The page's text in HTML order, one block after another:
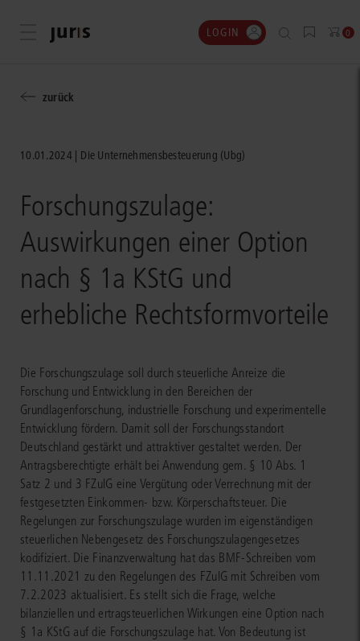
Menü öffnen LOGIN 0
zurück
10.01.2024 Die Unternehmensbesteuerung (Ubg)
Forschungszulage:
Auswirkungen einer Option
nach § 1a KStG und
erhebliche Rechtsformvorteile
Die Forschungszulage soll durch steuerliche Anreize die
Forschung und Entwicklung in den Bereichen der
Grundlagenforschung, industrielle Forschung und experimentelle
Entwicklung fördern. Damit soll der Forschungsstandort
Deutschland gestärkt und attraktiver gestaltet werden. Der
Antragsberechtigte erhält bei Anwendung gem. § 10 Abs. 1
Satz 2 und 3 FZulG eine Vergütung oder Verrechnung mit der
festgesetzten Einkommen- bzw. Körperschaftsteuer. Die
Regelungen zur Forschungszulage wurden im eigenständigen
steuerlichen Nebengesetz des Forschungszulagengesetzes
kodifiziert. Die Finanzverwaltung hat das BMF-Schreiben vom
11.11.2021 zu den Regelungen des FZulG mit Schreiben vom
7.2.2023 aktualisiert. Es stellt sich die Frage, welche
bilanziellen und ertragsteuerlichen Wirkungen eine Option nach
§ 1a KStG auf die Forschungszulage hat. Von Bedeutung ist